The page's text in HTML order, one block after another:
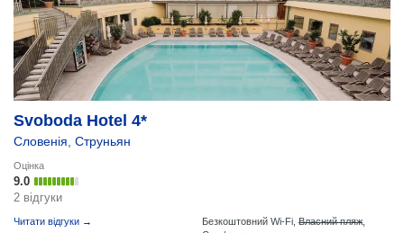
Svoboda Hotel 4*
Словенія Струньян
Оцінка
9.0
2 відгуки
Читати відгуки → Безкоштовний Wi-Fi, Власний пляж